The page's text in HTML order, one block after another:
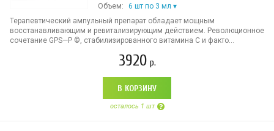
Объем:
6 шт по 3 мл
Терапевтический ампульный препарат обладает мощным
восстанавливающим и ревитализирующим действием. Революционное
сочетание GPS—P ©, стабилизированного витамина С и факто...
3920 р.
В КОРЗИНУ
осталось 1 шт